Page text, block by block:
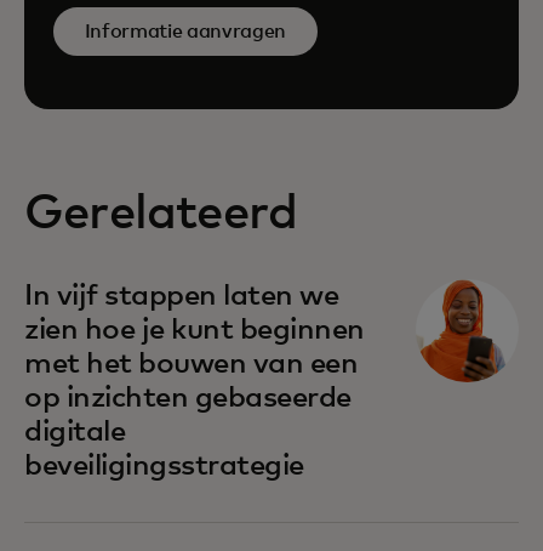
Informatie aanvragen
Gerelateerd
In vijf stappen laten we
zien hoe je kunt beginnen
met het bouwen van een
op inzichten gebaseerde
digitale
beveiligingsstrategie